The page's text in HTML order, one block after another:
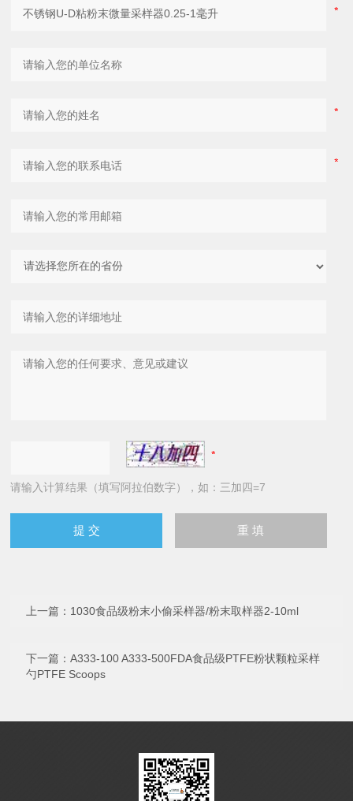
请输入计算结果（填写阿拉伯数字），如：三加四=7
上一篇： 1030食品级粉末小偷采样器/粉末取样器2-10ml
下一篇：A333-100 A333-500FDA食品级PTFE粉状颗粒采样
勺PTFE Scoops